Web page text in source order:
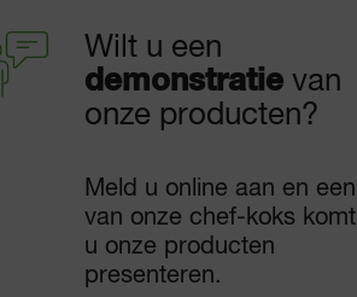
Wilt u een
demonstratie van
onze producten?
Meld u online aan en een
van onze chef-koks komt
u onze producten
presenteren.